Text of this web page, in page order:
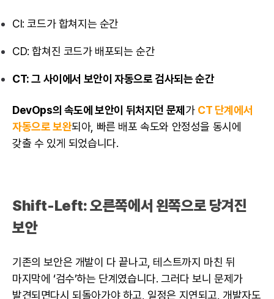
CI: 코드가 합쳐지는 순간
CD: 합쳐진 코드가 배포되는 순간
CT: 그 사이에서 보안이 자동으로 검사되는 순간
DevOps의 속도에 보안이 뒤처지던 문제 가 CT 단계에서
자동으로 보완되아, 빠른 배포 속도와 안정성을 동시에
갖출 수 있게 되었습니다.
Shift-Left: 오른쪽에서 왼쪽으로 당겨진
보안
기존의 보안은 개발이 다 끝나고, 테스트까지 마친 뒤
마지막에 ‘검수’하는 단계였습니다. 그러다 보니 문제가
발견되면다시 되돌아가야 하고, 일정은 지연되고, 개발자도